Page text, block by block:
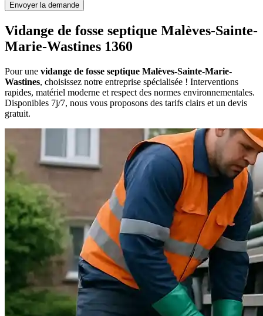
Envoyer la demande
Vidange de fosse septique Malèves-Sainte-
Marie-Wastines 1360
Pour une vidange de fosse septique Malèves-Sainte-Marie-
Wastines, choisissez notre entreprise spécialisée ! Interventions
rapides, matériel moderne et respect des normes environnementales.
Disponibles 7j/7, nous vous proposons des tarifs clairs et un devis
gratuit.